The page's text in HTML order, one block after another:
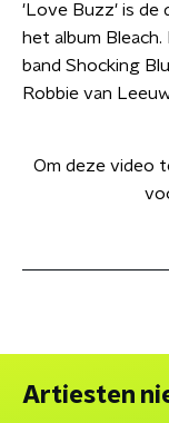
'Love Buzz' is de
het album
band Shocking
Robbie van
Om deze video
Artiesten